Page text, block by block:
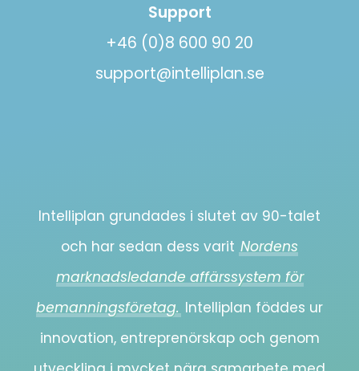
Support
+46 (0)8 600 90 20
support@intelliplan.se
Intelliplan grundades i slutet av 90-talet
och har sedan dess varit Nordens
marknadsledande affärssystem för
bemanningsföretag. Intelliplan föddes ur
innovation, entreprenörskap och genom